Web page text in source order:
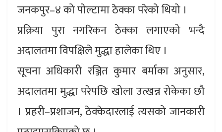
जनकपुर–४ को पोल्टामा ठेक्का परेको थियो ।
प्रक्रिया पुरा नगरिकन ठेक्का लगाएको भन्दै
अदालतमा विपक्षिले मुद्धा हालेका थिए ।
सूचना अधिकारी रञ्जित कुमार बर्माका अनुसार,
अदालतमा मुद्धा परेपछि खोला उत्खन्न रोकेका छौ
। प्रहरी–प्रशाजन, ठेक्केदारलाई त्यसको जानकारी